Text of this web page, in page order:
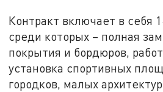
Контракт включает в себя
среди которых – полная
покрытия и бордюров,
установка спортивных
городков, малых